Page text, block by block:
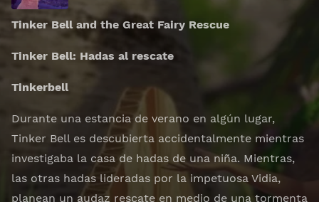
Tinker Bell and the Great Fairy Rescue
Tinker Bell: Hadas al rescate
Tinkerbell
Durante una estancia de verano en algún lugar,
Tinker Bell es descubierta accidentalmente mientras
investigaba la casa de hadas de una niña. Mientras,
las otras hadas lideradas por la impetuosa Vidia,
planean un audaz rescate en medio de una tormenta